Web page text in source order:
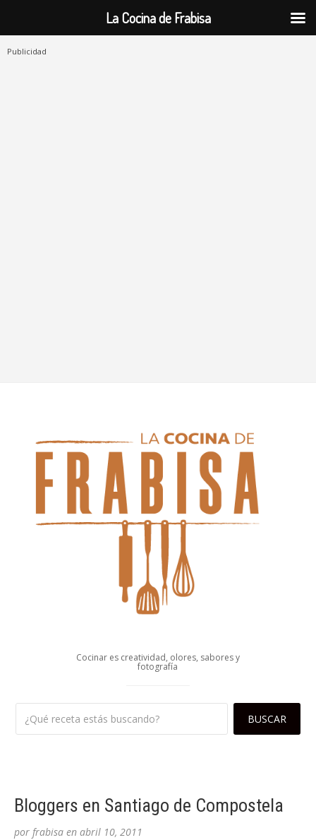
Publicidad
Cocinar es creatividad, olores, sabores y
fotografía
Bloggers en Santiago de Compostela
por frabisa en abril 10, 2011
La Cocina de Frabisa